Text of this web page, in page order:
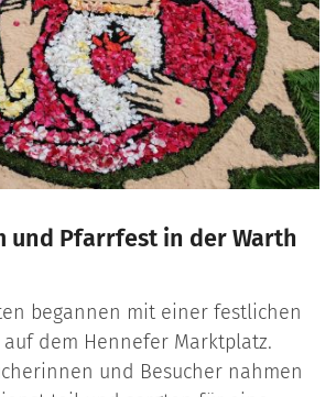
und Pfarrfest in der Warth
begannen mit einer festlichen
dem Hennefer Marktplatz.
und Besucher nahmen